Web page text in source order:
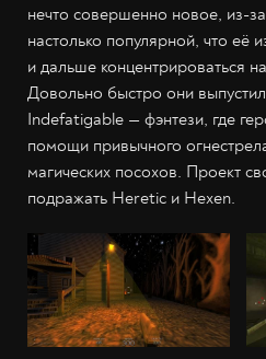
нечто совершенно новое, из-
настолько популярной, что её
и дальше концентрироваться
Довольно быстро они
Indefatigable — фэнтези, где
помощи привычного
магических посохов. Проект
подражать Heretic и Hexen.